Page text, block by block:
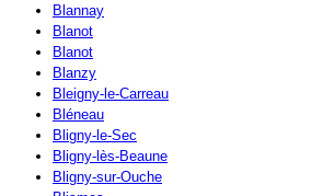
Blannay
Blanot
Blanot
Blanzy
Bleigny-le-Carreau
Bléneau
Bligny-le-Sec
Bligny-lès-Beaune
Bligny-sur-Ouche